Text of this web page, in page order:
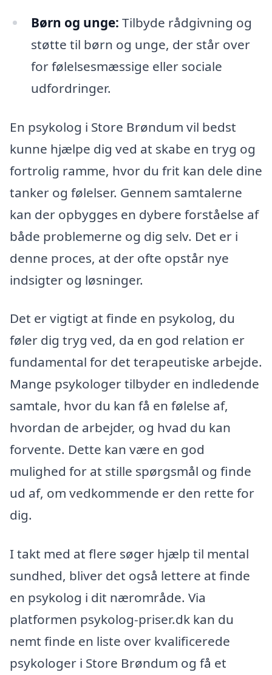
Børn og unge: Tilbyde rådgivning og
støtte til børn og unge, der står over
for følelsesmæssige eller sociale
udfordringer.
En psykolog i Store Brøndum vil bedst
kunne hjælpe dig ved at skabe en tryg og
fortrolig ramme, hvor du frit kan dele dine
tanker og følelser. Gennem samtalerne
kan der opbygges en dybere forståelse af
både problemerne og dig selv. Det er i
denne proces, at der ofte opstår nye
indsigter og løsninger.
Det er vigtigt at finde en psykolog, du
føler dig tryg ved, da en god relation er
fundamental for det terapeutiske arbejde.
Mange psykologer tilbyder en indledende
samtale, hvor du kan få en følelse af,
hvordan de arbejder, og hvad du kan
forvente. Dette kan være en god
mulighed for at stille spørgsmål og finde
ud af, om vedkommende er den rette for
dig.
I takt med at flere søger hjælp til mental
sundhed, bliver det også lettere at finde
en psykolog i dit nærområde. Via
platformen psykolog-priser.dk kan du
nemt finde en liste over kvalificerede
psykologer i Store Brøndum og få et